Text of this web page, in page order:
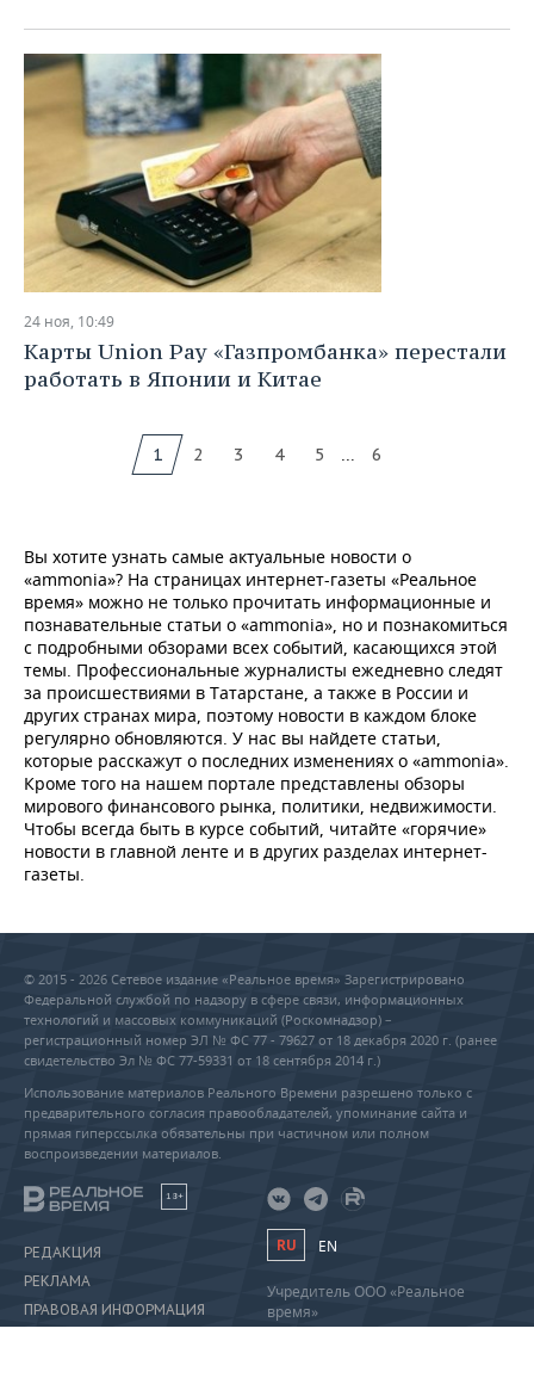
24 ноя, 10:49
Карты Union Pay «Газпромбанка» перестали
работать в Японии и Китае
1 2 3 4 5 ... 6
Вы хотите узнать самые актуальные новости о
«ammonia»? На страницах интернет-газеты «Реальное
время» можно не только прочитать информационные и
познавательные статьи о «ammonia», но и познакомиться
с подробными обзорами всех событий, касающихся этой
темы. Профессиональные журналисты ежедневно следят
за происшествиями в Татарстане, а также в России и
других странах мира, поэтому новости в каждом блоке
регулярно обновляются. У нас вы найдете статьи,
которые расскажут о последних изменениях о «ammonia».
Кроме того на нашем портале представлены обзоры
мирового финансового рынка, политики, недвижимости.
Чтобы всегда быть в курсе событий, читайте «горячие»
новости в главной ленте и в других разделах интернет-
газеты.
© 2015 - 2026 Сетевое издание «Реальное время» Зарегистрировано
Федеральной службой по надзору в сфере связи, информационных
технологий и массовых коммуникаций (Роскомнадзор) –
регистрационный номер ЭЛ № ФС 77 - 79627 от 18 декабря 2020 г. (ранее
свидетельство Эл № ФС 77-59331 от 18 сентября 2014 г.)
Использование материалов Реального Времени разрешено только с
предварительного согласия правообладателей, упоминание сайта и
прямая гиперссылка обязательны при частичном или полном
воспроизведении материалов.
18+
РЕДАКЦИЯ
РЕКЛАМА
ПРАВОВАЯ ИНФОРМАЦИЯ
RU EN
Учредитель ООО «Реальное
время»
Главный редактор Саушина А.А.